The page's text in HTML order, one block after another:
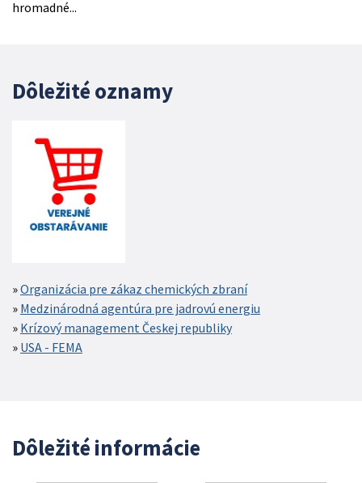
hromadné...
Dôležité oznamy
Organizácia pre zákaz chemických zbraní
Medzinárodná agentúra pre jadrovú energiu
Krízový management Českej republiky
USA - FEMA
Dôležité informácie